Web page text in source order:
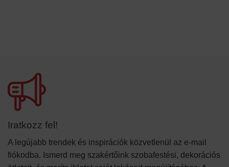
Iratkozz fel!
A legújabb trendek és inspirációk közvetlenül az e-mail
fiókodba. Ismerd meg szakértőink szobafestési, dekorációs